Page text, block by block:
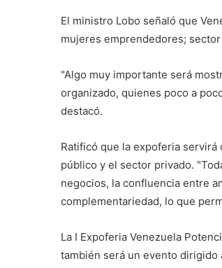
El ministro Lobo señaló que
mujeres emprendedores;
"Algo muy importante será
organizado, quienes poco a
destacó.
Ratificó que la expoferia
público y el sector privado.
negocios, la confluencia entre
complementariedad, lo que
La I Expoferia Venezuela
también será un evento